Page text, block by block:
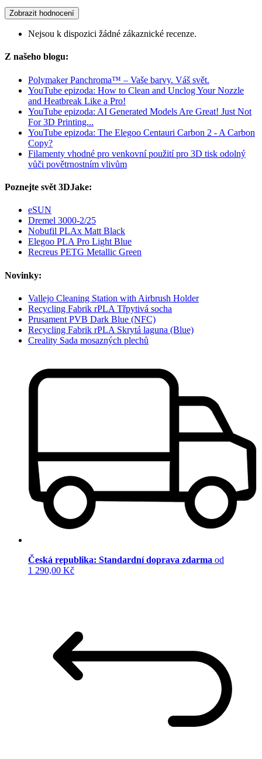
Zobrazit hodnocení
Nejsou k dispozici žádné zákaznické recenze.
Z našeho blogu:
Polymaker Panchroma™ – Vaše barvy. Váš svět.
YouTube epizoda: How to Clean and Unclog Your Nozzle
and Heatbreak Like a Pro!
YouTube epizoda: AI Generated Models Are Great! Just Not
For 3D Printing...
YouTube epizoda: The Elegoo Centauri Carbon 2 - A Carbon
Copy?
Filamenty vhodné pro venkovní použití pro 3D tisk odolný
vůči povětrnostním vlivům
Poznejte svět 3DJake:
eSUN
Dremel 3000-2/25
Nobufil PLAx Matt Black
Elegoo PLA Pro Light Blue
Recreus PETG Metallic Green
Novinky:
Vallejo Cleaning Station with Airbrush Holder
Recycling Fabrik rPLA Třpytivá socha
Prusament PVB Dark Blue (NFC)
Recycling Fabrik rPLA Skrytá laguna (Blue)
Creality Sada mosazných plechů
Česká republika: Standardní doprava zdarma od
1 290,00 Kč